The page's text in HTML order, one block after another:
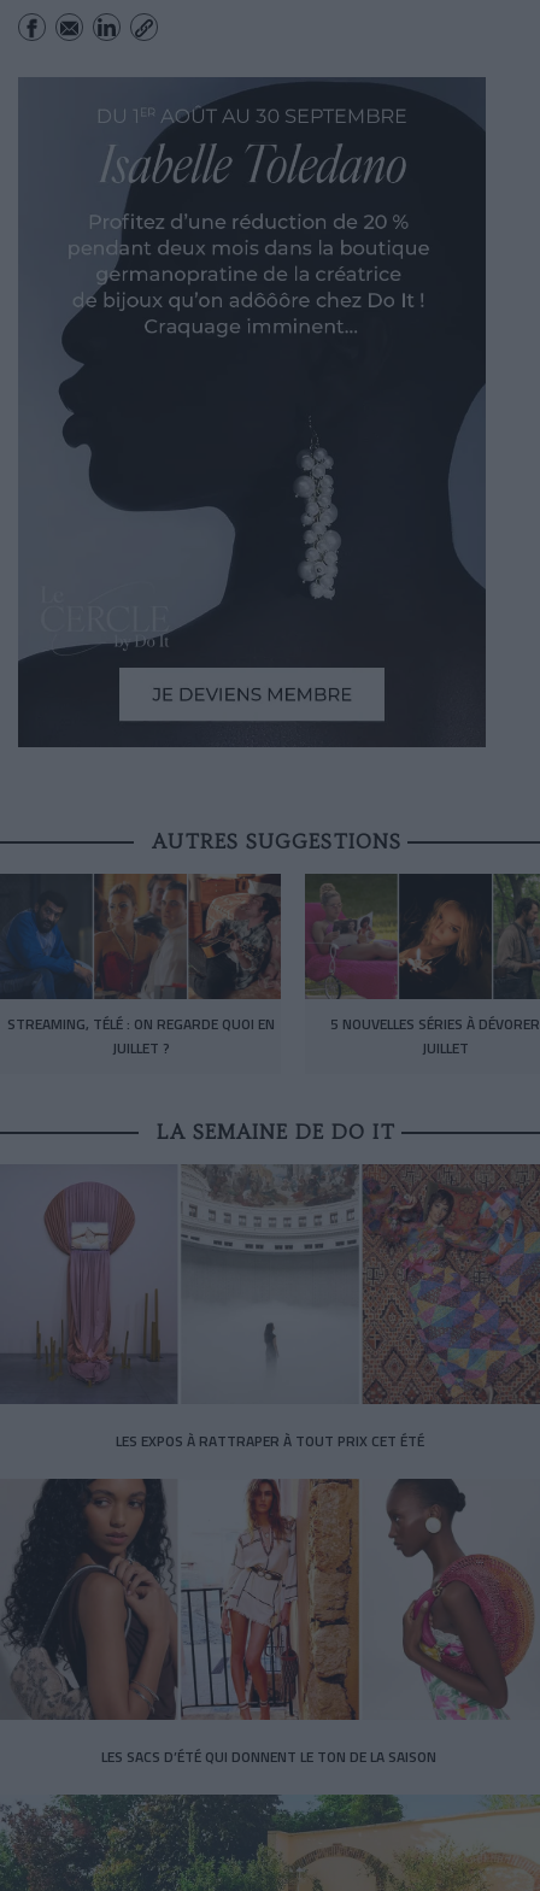
AUTRES SUGGESTIONS
STREAMING, TÉLÉ : ON REGARDE QUOI EN
JUILLET ?
5 NOUVELLES SÉRIES À
JUILLET
LA SEMAINE DE DO IT
LES EXPOS À RATTRAPER À TOUT PRIX CET ÉTÉ
LES SACS D’ÉTÉ QUI DONNENT LE TON DE LA SAISON